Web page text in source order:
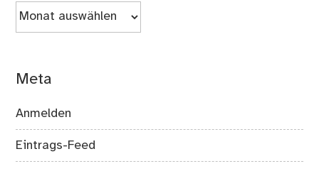
Archiv
Meta
Anmelden
Eintrags-Feed